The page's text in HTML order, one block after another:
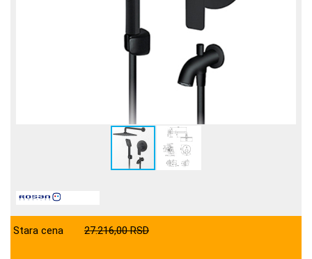
Stara cena 27.216,00 RSD